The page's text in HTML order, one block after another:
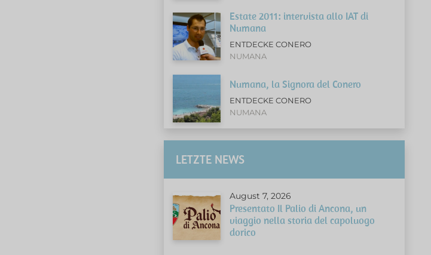
Estate 2011: intervista allo IAT di
Numana
ENTDECKE CONERO
NUMANA
Numana, la Signora del Conero
ENTDECKE CONERO
NUMANA
LETZTE NEWS
August 7, 2026
Presentato Il Palio di Ancona, un
viaggio nella storia del capoluogo
dorico